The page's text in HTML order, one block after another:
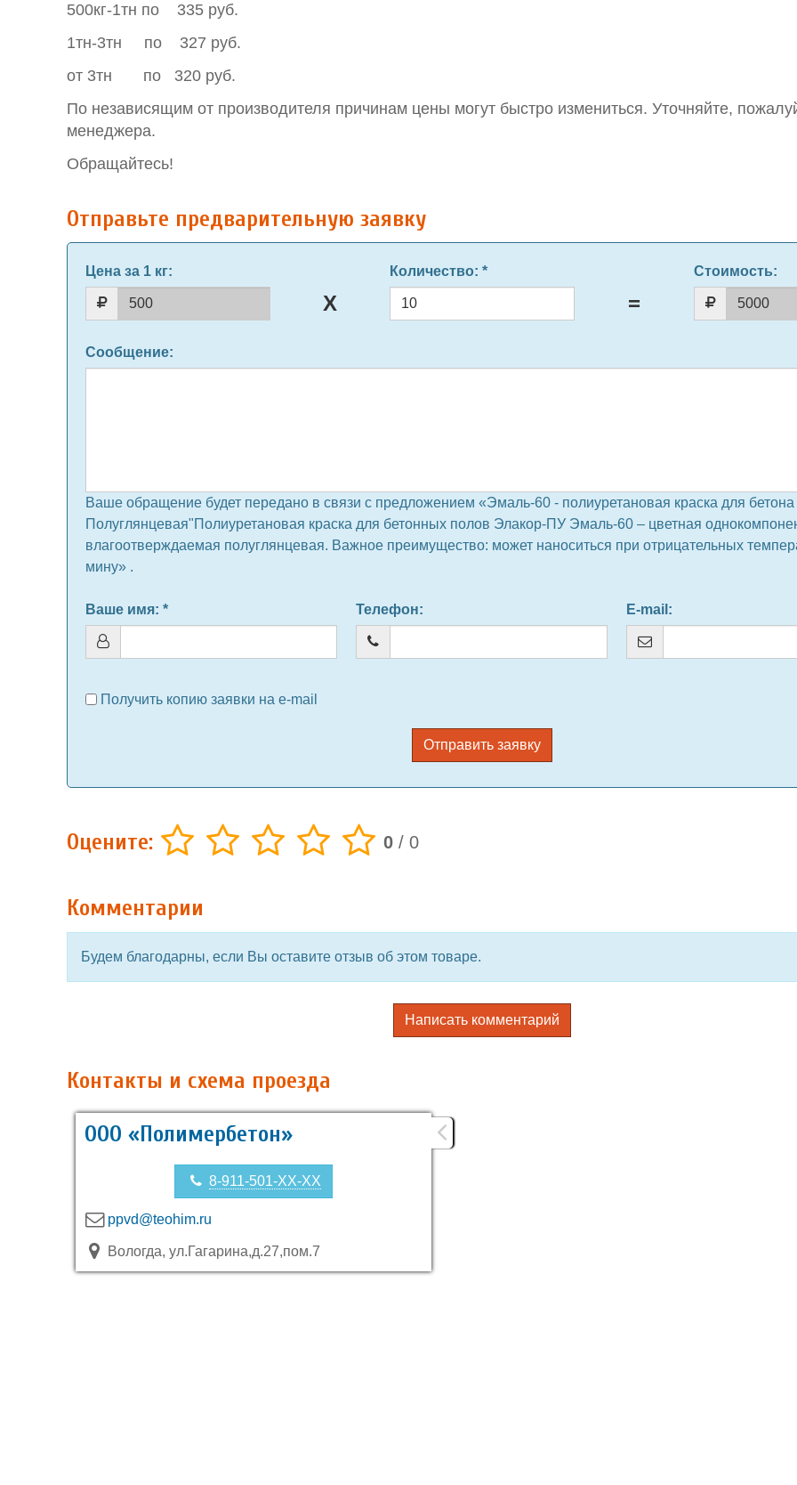
500кг-1тн по 335 руб.
1тн-3тн по 327 руб.
от 3тн по 320 руб.
По независящим от производителя причинам цены могут быстро измениться. Уточняйте,
менеджера.
Обращайтесь!
Отправьте предварительную заявку
Цена за 1 кг: Количество: * Стоимость:
Сообщение:
Ваше обращение будет передано в связи с предложением «Эмаль-60 - полиуретановая краска для бетона
Полуглянцевая"Полиуретановая краска для бетонных полов Элакор-ПУ Эмаль-60 – цветная
влагоотверждаемая полуглянцевая. Важное преимущество: может наноситься при отрицательных
мину» .
Ваше имя: * Телефон: E-mail :
Получить копию заявки на e-mail
Отправить заявку
Оцените: 0 / 0
Комментарии
Будем благодарны, если Вы оставите отзыв об этом товаре.
Написать комментарий
Контакты и схема проезда
ООО «Полимербетон»
8-911-501-XX-XX
ppvd@teohim.ru
Вологда, ул.Гагарина,д.27,пом.7